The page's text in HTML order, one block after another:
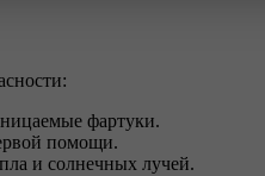
фартуки.
помощи.
и солнечных лучей.